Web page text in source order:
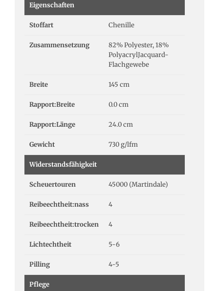
Eigenschaften
Stoffart Chenille
Zusammensetzung
82% Polyester, 18%
PolyacrylJacquard-
Flachgewebe
Breite 145 cm
Rapport:Breite 0.0 cm
Rapport:Länge 24.0 cm
Gewicht 730 g/lfm
Widerstandsfähigkeit
Scheuertouren 45000 (Martindale)
Reibeechtheit:nass 4
Reibeechtheit:trocken 4
Lichtechtheit 5-6
Pilling 4-5
Pflege